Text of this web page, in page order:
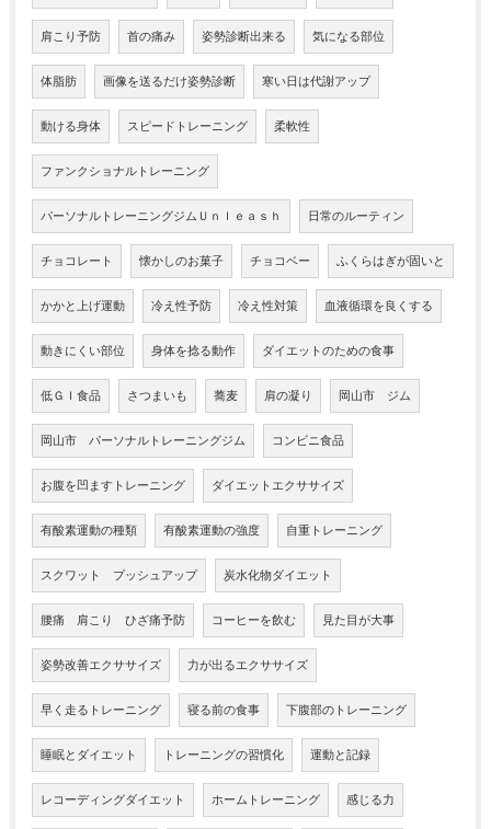
肩こり予防 首の痛み 姿勢診断出来る 気になる部位
体脂肪 画像を送るだけ姿勢診断 寒い日は代謝アップ
動ける身体 スピードトレーニング 柔軟性
ファンクショナルトレーニング
パーソナルトレーニングジムＵｎｌｅａｓｈ 日常のルーティン
チョコレート 懐かしのお菓子 チョコベー ふくらはぎが固いと
かかと上げ運動 冷え性予防 冷え性対策 血液循環を良くする
動きにくい部位 身体を捻る動作 ダイエットのための食事
低ＧＩ食品 さつまいも 蕎麦 肩の凝り 岡山市 ジム
岡山市 パーソナルトレーニングジム コンビニ食品
お腹を凹ますトレーニング ダイエットエクササイズ
有酸素運動の種類 有酸素運動の強度 自重トレーニング
スクワット プッシュアップ 炭水化物ダイエット
腰痛 肩こり ひざ痛予防 コーヒーを飲む 見た目が大事
姿勢改善エクササイズ 力が出るエクササイズ
早く走るトレーニング 寝る前の食事 下腹部のトレーニング
睡眠とダイエット トレーニングの習慣化 運動と記録
レコーディングダイエット ホームトレーニング 感じる力